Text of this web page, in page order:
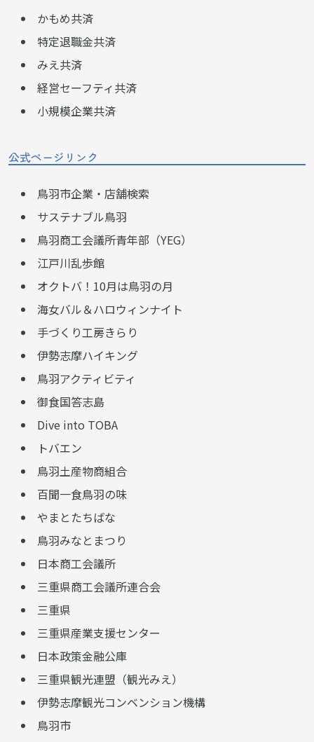
かもめ共済
特定退職金共済
みえ共済
経営セーフティ共済
小規模企業共済
公式ページリンク
鳥羽市企業・店舗検索
サステナブル鳥羽
鳥羽商工会議所青年部（YEG）
江戸川乱歩館
オクトバ！10月は鳥羽の月
海女バル＆ハロウィンナイト
手づくり工房きらり
伊勢志摩ハイキング
鳥羽アクティビティ
御食国答志島
Dive into TOBA
トバエン
鳥羽土産物商組合
百聞一食鳥羽の味
やまとたちばな
鳥羽みなとまつり
日本商工会議所
三重県商工会議所連合会
三重県
三重県産業支援センター
日本政策金融公庫
三重県観光連盟（観光みえ）
伊勢志摩観光コンベンション機構
鳥羽市